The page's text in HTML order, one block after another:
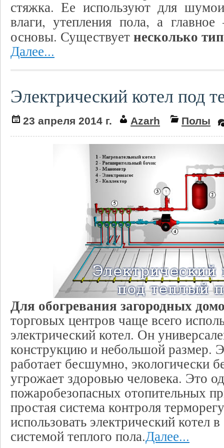
стяжка. Ее используют для
влаги, утепления пола, а
основы. Существуетнесколько
Далее...
Электрический котел под
23 апреля 2014 г. Azarh Полы
Для обогревания загородных
торговых центров чаще всего
электрический котел. Он
конструкцию и небольшой размер.
работает бесшумно, экологически
угрожает здоровью человека. Это
пожаробезопасных отопительных
простая система контроля
использовать электрический котел
системой теплого пола.Далее...